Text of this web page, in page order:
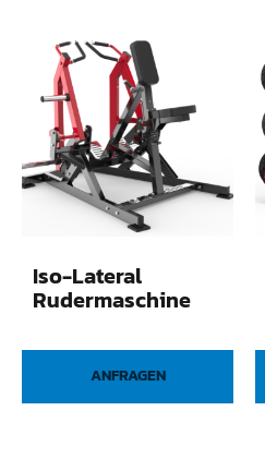
Iso-Lateral
Rudermaschine
ANFRAGEN